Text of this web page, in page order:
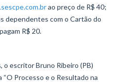
ao preço de R$ 40;
dependentes com o Cartão do
R$ 20.
o escritor Bruno Ribeiro (PB)
Processo e o Resultado na